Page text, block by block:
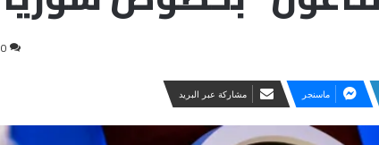
0
ماسنجر مشاركة عبر البريد